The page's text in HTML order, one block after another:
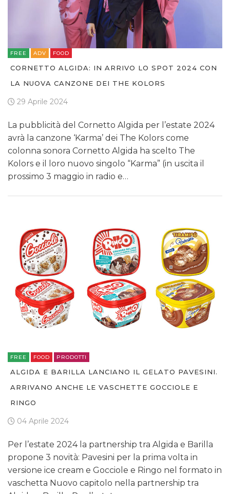
FREE ADV FOOD
CORNETTO ALGIDA: IN ARRIVO LO SPOT 2024 CON
LA NUOVA CANZONE DEI THE KOLORS
29 Aprile 2024
La pubblicità del Cornetto Algida per l’estate 2024
avrà la canzone ‘Karma’ dei The Kolors come
colonna sonora Cornetto Algida ha scelto The
Kolors e il loro nuovo singolo “Karma” (in uscita il
prossimo 3 maggio in radio e…
FREE FOOD PRODOTTI
ALGIDA E BARILLA LANCIANO IL GELATO PAVESINI.
ARRIVANO ANCHE LE VASCHETTE GOCCIOLE E
RINGO
04 Aprile 2024
Per l’estate 2024 la partnership tra Algida e Barilla
propone 3 novità: Pavesini per la prima volta in
versione ice cream e Gocciole e Ringo nel formato in
vaschetta Nuovo capitolo nella partnership tra